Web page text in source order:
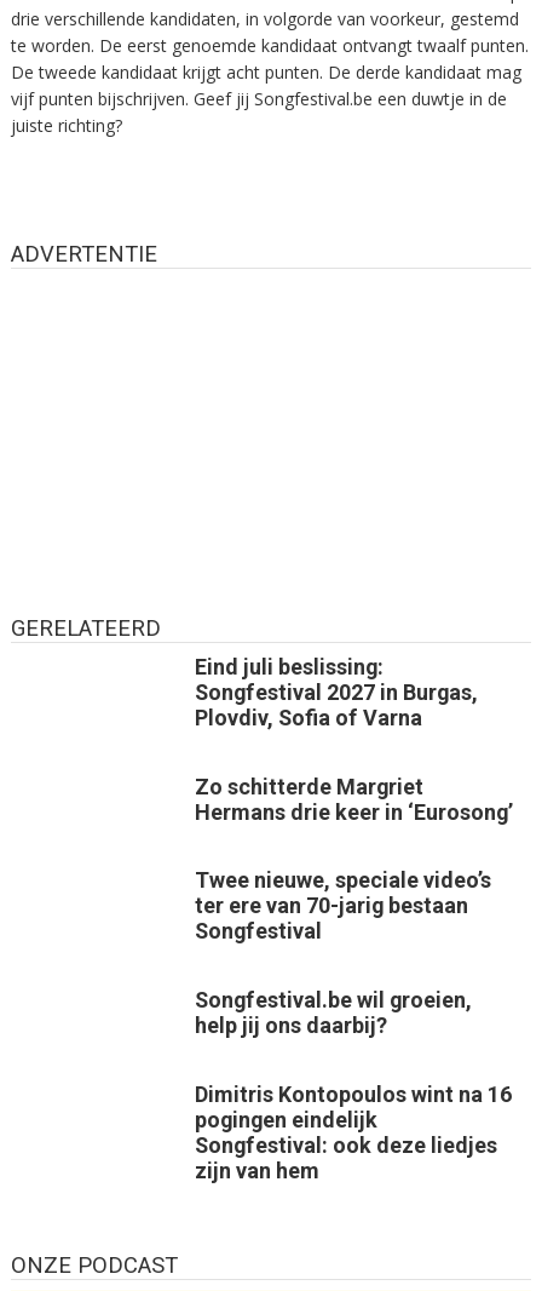
drie verschillende kandidaten, in volgorde van voorkeur, gestemd
te worden. De eerst genoemde kandidaat ontvangt twaalf punten.
De tweede kandidaat krijgt acht punten. De derde kandidaat mag
vijf punten bijschrijven. Geef jij Songfestival.be een duwtje in de
juiste richting?
ADVERTENTIE
GERELATEERD
Eind juli beslissing:
Songfestival 2027 in Burgas,
Plovdiv, Sofia of Varna
Zo schitterde Margriet
Hermans drie keer in ‘Eurosong’
Twee nieuwe, speciale video’s
ter ere van 70-jarig bestaan
Songfestival
Songfestival.be wil groeien,
help jij ons daarbij?
Dimitris Kontopoulos wint na 16
pogingen eindelijk
Songfestival: ook deze liedjes
zijn van hem
ONZE PODCAST